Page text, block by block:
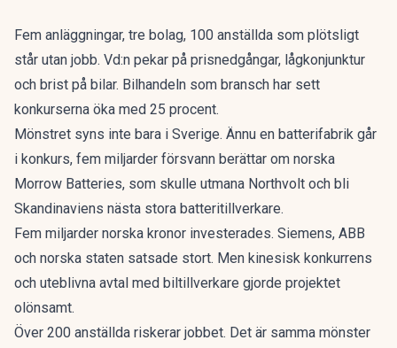
Fem anläggningar, tre bolag, 100 anställda som plötsligt
står utan jobb. Vd:n pekar på prisnedgångar, lågkonjunktur
och brist på bilar. Bilhandeln som bransch har sett
konkurserna öka med 25 procent.
Mönstret syns inte bara i Sverige. Ännu en batterifabrik går
i konkurs, fem miljarder försvann berättar om norska
Morrow Batteries, som skulle utmana Northvolt och bli
Skandinaviens nästa stora batteritillverkare.
Fem miljarder norska kronor investerades. Siemens, ABB
och norska staten satsade stort. Men kinesisk konkurrens
och uteblivna avtal med biltillverkare gjorde projektet
olönsamt.
Över 200 anställda riskerar jobbet. Det är samma mönster